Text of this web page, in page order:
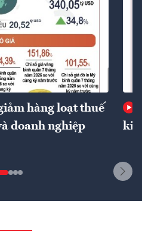
hàng loạt thuế
doanh nghiệp